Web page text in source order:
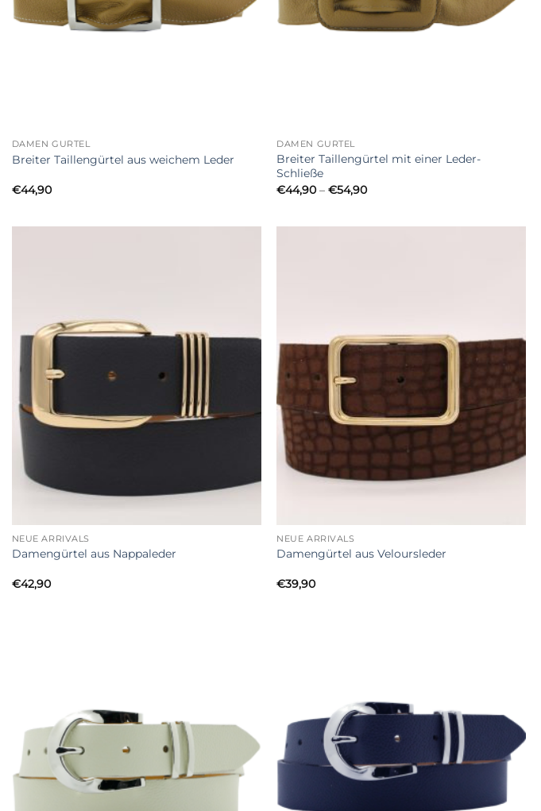
DAMEN GÜRTEL
Breiter Taillengürtel aus weichem Leder
€44,90
DAMEN GÜRTEL
Breiter Taillengürtel mit einer Leder-
Schließe
€44,90 –€54,90Preisspanne:
NEUE ARRIVALS
Damengürtel aus Nappaleder
€42,90
NEUE ARRIVALS
Damengürtel aus Veloursleder
€39,90